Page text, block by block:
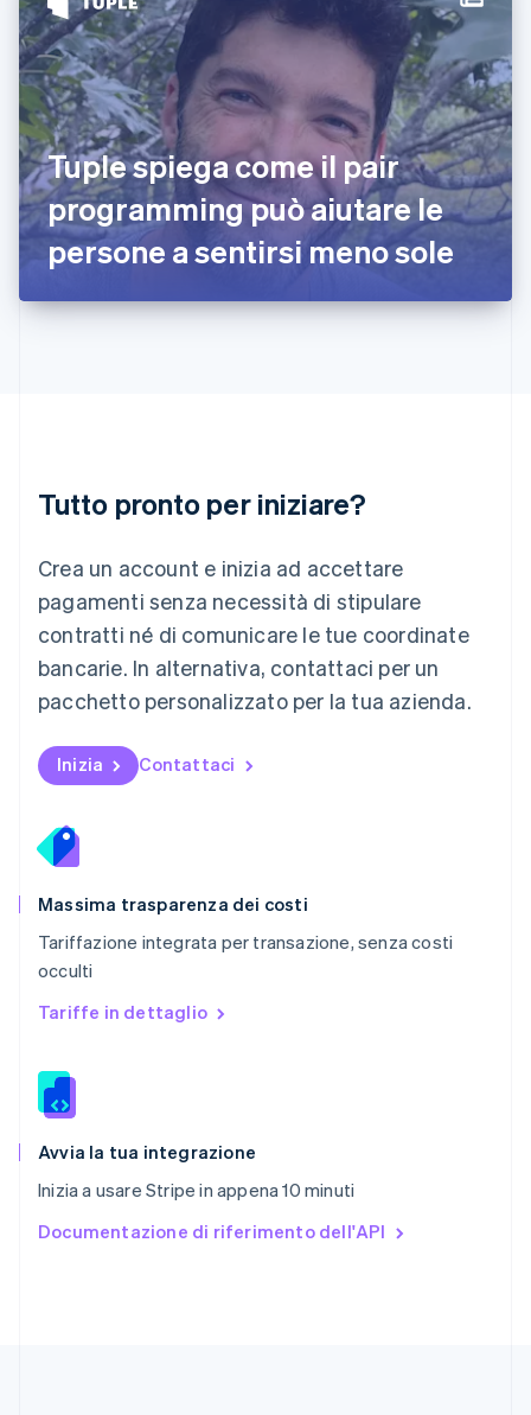
Tuple spiega come il pair
programming può aiutare le
persone a sentirsi meno sole
Tutto pronto per iniziare?
Crea un account e inizia ad accettare
pagamenti senza necessità di stipulare
contratti né di comunicare le tue coordinate
bancarie. In alternativa, contattaci per un
pacchetto personalizzato per la tua azienda.
Inizia Contattaci
Massima trasparenza dei costi
Tariffazione integrata per transazione, senza costi
occulti
Tariffe in dettaglio
Avvia la tua integrazione
Inizia a usare Stripe in appena 10 minuti
Documentazione di riferimento dell'API
Gibilterra
English
Grecia
English
India
English
Irlanda
English
Italia
ItalianoEnglish
Lettonia
Liechtenstein
Malta
English
EspañolEnglish
Norvegia
English
Nuova Zelanda
English
NederlandsEnglish
English
Portogallo
RAS di Hong Kong, Cina
English
English
English
Romania
English
Slovacchia
Slovenia
English Italiano
EspañolEnglish
English Español 简体中文